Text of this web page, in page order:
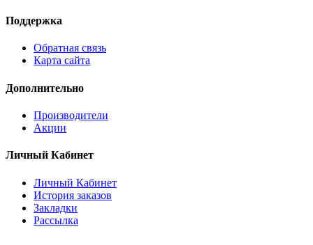
Поддержка
Обратная связь
Карта сайта
Дополнительно
Производители
Акции
Личный Кабинет
Личный Кабинет
История заказов
Закладки
Рассылка